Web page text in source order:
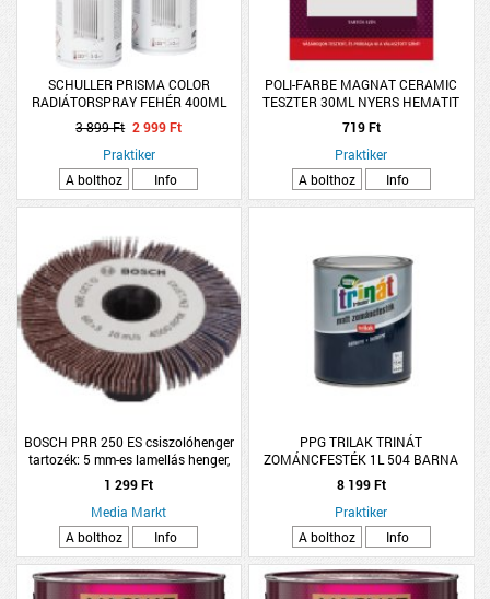
SCHULLER PRISMA COLOR
RADIÁTORSPRAY FEHÉR 400ML
3 899 Ft 2 999 Ft
Praktiker
A bolthoz
Info
POLI-FARBE MAGNAT CERAMIC
TESZTER 30ML NYERS HEMATIT
CM45
719 Ft
Praktiker
A bolthoz
Info
BOSCH PRR 250 ES csiszolóhenger
tartozék: 5 mm-es lamellás henger,
120-as szemcseméret
1 299 Ft
Media Markt
A bolthoz
Info
PPG TRILAK TRINÁT
ZOMÁNCFESTÉK 1L 504 BARNA
MATT, OLDÓSZERES (R:230531)
8 199 Ft
Praktiker
A bolthoz
Info